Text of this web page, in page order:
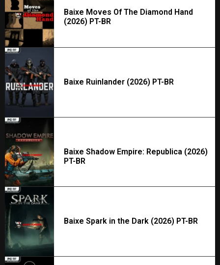
Baixe Moves Of The Diamond Hand
(2026) PT-BR
Baixe Ruinlander (2026) PT-BR
Baixe Shadow Empire: Republica (2026)
PT-BR
Baixe Spark in the Dark (2026) PT-BR